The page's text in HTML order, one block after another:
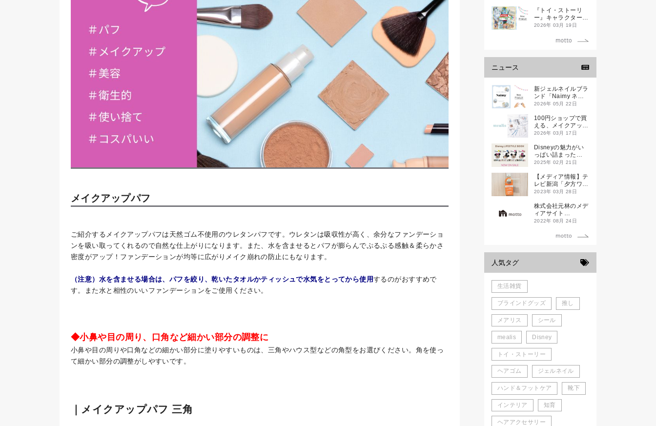
メイクアップパフ
ご紹介するメイクアップパフは天然ゴム不使用のウレタンパフです。ウレタンは吸収性が高く、余分なファンデーショ
ンを吸い取ってくれるので自然な仕上がりになります。また、水を含ませるとパフが膨らんでぷるぷる感触＆柔らかさ
密度がアップ！ファンデーションが均等に広がりメイク崩れの防止にもなります。
（注意）水を含ませる場合は、パフを絞り、乾いたタオルかティッシュで水気をとってから使用するのがおすすめで
す。また水と相性のいいファンデーションをご使用ください。
◆小鼻や目の周り、口角など細かい部分の調整に
小鼻や目の周りや口角などの細かい部分に塗りやすいものは、三角やハウス型などの角型をお選びください。角を使っ
て細かい部分の調整がしやすいです。
｜メイクアップパフ 三角
『トイ・ストーリ
ー』キャラクターデ
ザインのランチ＆文
2026年 03月 19日
ニュース
新ジェルネイルブラ
ンド「Naimy ネイ
ミィ」が誕生します
2026年 05月 22日
100円ショップで買
える、メイクアップ
ブランド
ス）」誕生。
2026年 03月 17日
Disneyの魅力がい
っぱい詰まった
『Disney
』が2月21日(金)に
新発売！
2025年 02月 21日
【メディア情報】テ
レビ新潟「夕方ワイ
ド新潟一番」
2023年 03月 28日
株式会社元林のメデ
ィアサイト
「motto」がローン
2022年 08月 24日
人気タグ
生活雑貨
ブラインドグッズ 推し
メアリス シール
mealis Disney
トイ・ストーリー
ヘアゴム ジェルネイル
ハンド＆フットケア 靴下
インテリア 知育
ヘアアクセサリー